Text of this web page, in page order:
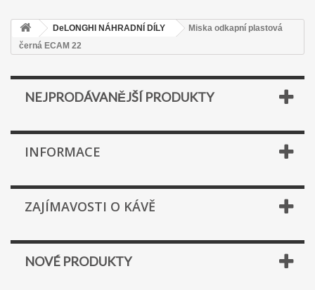
DeLONGHI NÁHRADNÍ DÍLY
Miska odkapní plastová
černá ECAM 22
NEJPRODÁVANĚJŠÍ PRODUKTY
INFORMACE
ZAJÍMAVOSTI O KÁVĚ
NOVÉ PRODUKTY